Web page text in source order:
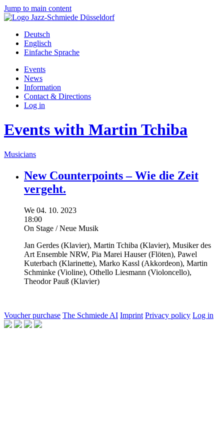
Jump to main content
Deutsch
Englisch
Einfache Sprache
Events
News
Information
Contact & Directions
Log in
Events with Martin Tchiba
Musicians
New Counterpoints – Wie die Zeit
vergeht.
We 04. 10. 2023
18:00
On Stage / Neue Musik
Jan Gerdes (Klavier), Martin Tchiba (Klavier), Musiker des
Art Ensemble NRW, Pia Marei Hauser(Flöten), Pawel
Kuterbach (Klarinette), Marko Kassl (Akkordeon), Martin
Schminke (Violine), Othello Liesmann (Violoncello),
Theodor Pauß (Klavier)
Voucher purchase The Schmiede AI Imprint Privacy policy Log in